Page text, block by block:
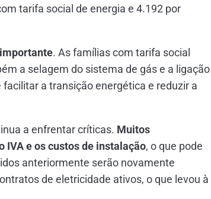
tarifa social de energia e 4.192 por
. As famílias com tarifa social
a selagem do sistema de gás e a ligação
a transição energética e reduzir a
a enfrentar críticas. Muitos
IVA e os custos de instalação, o que pode
anteriormente serão novamente
de eletricidade ativos, o que levou à